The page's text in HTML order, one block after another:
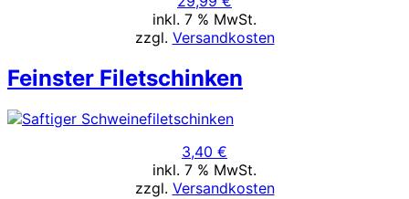
inkl. 7 % MwSt.
zzgl. Versandkosten
Feinster Filetschinken
3,40 €
inkl. 7 % MwSt.
zzgl. Versandkosten